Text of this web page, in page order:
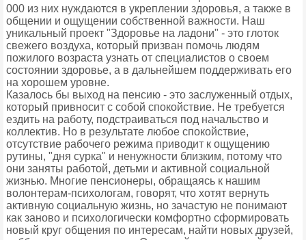
000 из них нуждаются в укреплении здоровья, а также в
общении и ощущении собственной важности. Наш
уникальный проект "Здоровье на ладони" - это глоток
свежего воздуха, который призван помочь людям
пожилого возраста узнать от специалистов о своем
состоянии здоровье, а в дальнейшем поддерживать его
на хорошем уровне.
Казалось бы выход на пенсию - это заслуженный отдых,
который привносит с собой спокойствие. Не требуется
ездить на работу, подстраиваться под начальство и
коллектив. Но в результате любое спокойствие,
отсутствие рабочего режима приводит к ощущению
рутины, "дня сурка" и ненужности близким, потому что
они заняты работой, детьми и активной социальной
жизнью. Многие пенсионеры, обращаясь к нашим
волонтерам-психологам, говорят, что хотят вернуть
активную социальную жизнь, но зачастую не понимают
как заново и психологически комфортно сформировать
новый круг общения по интересам, найти новых друзей,